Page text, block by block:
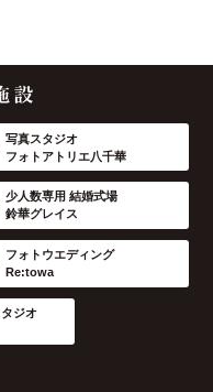
写真スタジオ
フォトアトリエ八千華
少人数専用 結婚式場
鈴華グレイス
フォトウエディング
Re:towa
ジオ